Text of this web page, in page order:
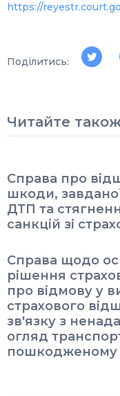
https://
Поділитись:
Читайте
Справа про
шкоди,
ДТП та
санкцій зі
Справа щодо
рішення
про відмову у
страхового
зв'язку з
огляд
пошкодженому